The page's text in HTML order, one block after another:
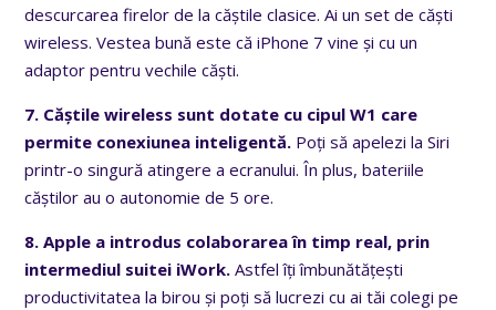
descurcarea firelor de la căștile clasice. Ai un set de căști
wireless. Vestea bună este că iPhone 7 vine și cu un
adaptor pentru vechile căști.
7. Căștile wireless sunt dotate cu cipul W1 care
permite conexiunea inteligentă. Poți să apelezi la Siri
printr-o singură atingere a ecranului. În plus, bateriile
căștilor au o autonomie de 5 ore.
8. Apple a introdus colaborarea în timp real, prin
intermediul suitei iWork. Astfel îți îmbunătățești
productivitatea la birou și poți să lucrezi cu ai tăi colegi pe